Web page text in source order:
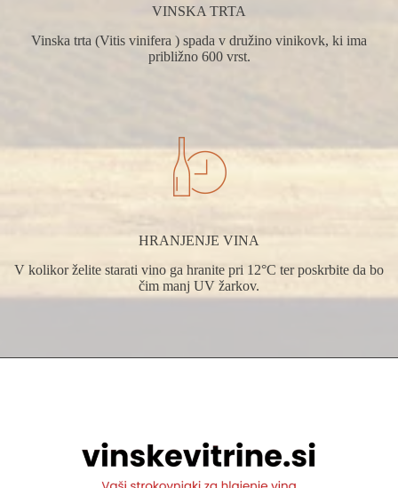
VINSKA TRTA
Vinska trta (Vitis vinifera ) spada v družino vinikovk, ki ima
približno 600 vrst.
HRANJENJE VINA
V kolikor želite starati vino ga hranite pri 12°C ter poskrbite da bo
čim manj UV žarkov.